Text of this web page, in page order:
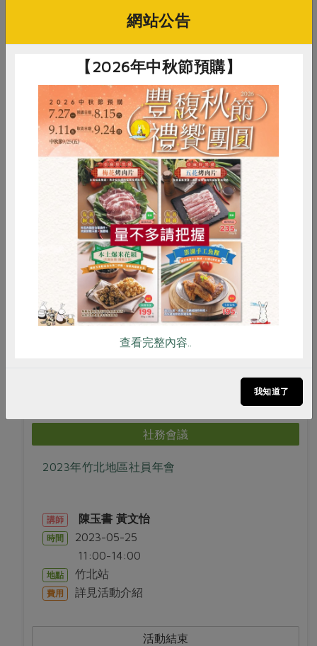
詳見活動介紹
活動結束
開心社團
歡樂手工皂・2026皂友同樂會
黃文怡
2026-07-30
10:00-12:00
合作社站所 - 縣府站
費用 詳見活動介紹
活動結束
社務會議
2023年竹北地區社員年會
講師 陳玉書 黃文怡
時間 2023-05-25
11:00-14:00
地點 竹北站
費用 詳見活動介紹
活動結束
RPET 食譜 減硝酸鹽
雞蛋 食安 共同購買
網站公告
【2026年中秋節預購】
查看完整內容..
我知道了